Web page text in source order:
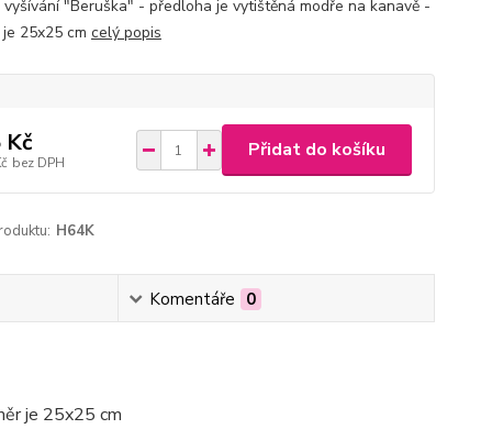
vyšívání "Beruška" - předloha je vytištěná modře na kanavě -
25x25 cm celý popis
Kč
bez DPH
Přidat do košíku
H64K
Komentáře 0
je 25x25 cm